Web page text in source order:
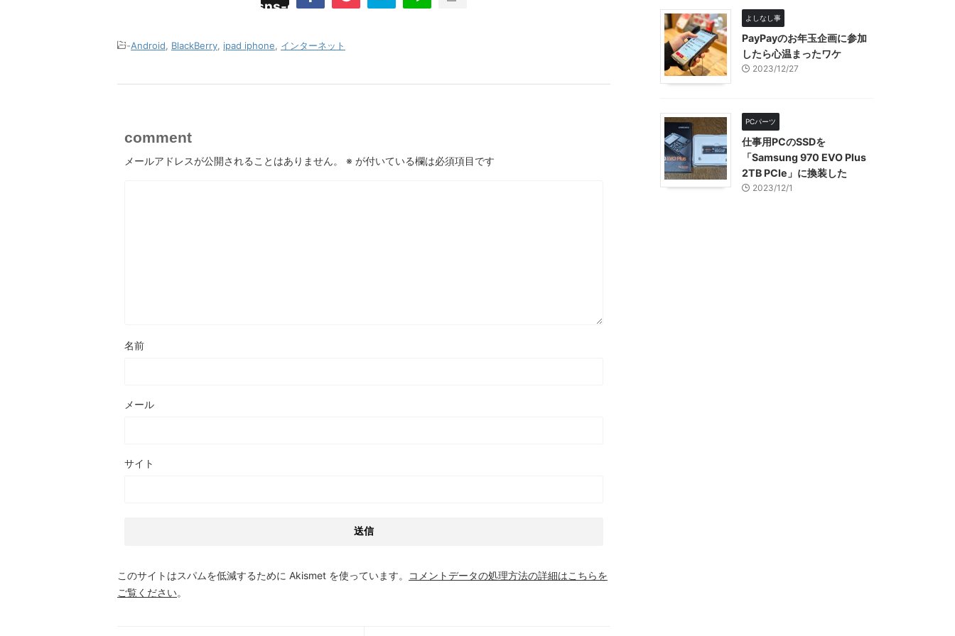
"Twitter"
content/plugins/sns-count-cache/sns-count-
-Android BlackBerry ipad iphone インターネット
comment
メールアドレスが公開されることはありません。 ※ が付いている欄は必須項目です
名前
メール
サイト
このサイトはスパムを低減するために Akismet を使っています。
コメントデータの処理方法の詳細はこちらを
ご覧ください。
よしなし事
PayPayのお年玉企画に参加
したら心温まったワケ
2023/12/27
PCパーツ
仕事用PCのSSDを
「Samsung 970 EVO Plus
2TB PCIe」に換装した
2023/12/1